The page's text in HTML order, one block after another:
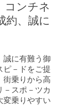
ンチネ
約、誠に
誠に有難う御
－ドをご提
街乗りから高
－スポ－ツカ
変乗りやすい